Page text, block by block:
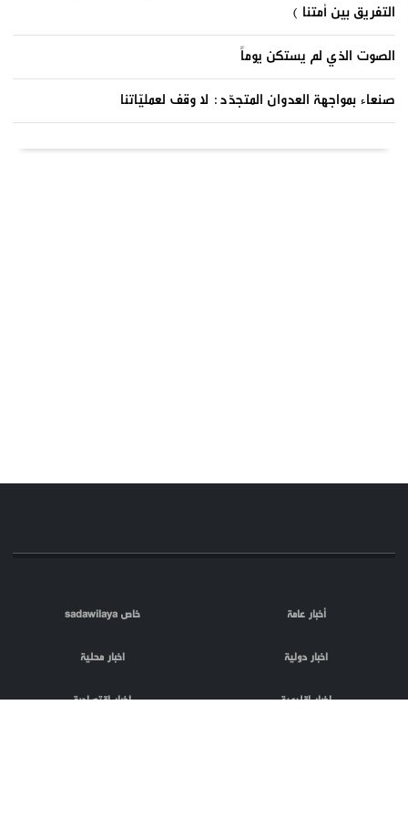
التفريق بين أمتنا )
الصوت الذي لم يستكن يوماً
صنعاء بمواجهة العدوان المتجدّد: لا وقف لعمليّاتنا
أخبار عامة خاص sadawilaya
اخبار دولية اخبار محلية
اخبار اقليمية اخبار اقتصادية